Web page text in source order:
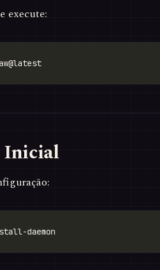
execute:
Inicial